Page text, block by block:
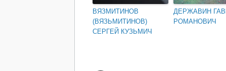
ВЯЗМИТИНОВ
(ВЯЗЬМИТИНОВ)
СЕРГЕЙ КУЗЬМИЧ
ДЕРЖАВИН
РОМАНОВИЧ